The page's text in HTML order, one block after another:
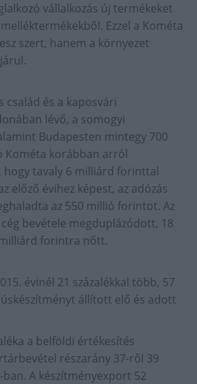
vállalkozás új termékeket
Ezzel a Kométa
szert, hanem a környezet
család és a kaposvári
lévő, a somogyi
Budapesten mintegy 700
Kométa korábban arról
hogy tavaly 6 milliárd forinttal
előző évihez képest, az adózás
az 550 millió forintot. Az
bevétele megduplázódott, 18
forintra nőtt.
évinél 21 százalékkal több, 57
állított elő és adott
a belföldi értékesítés
részarány 37-ről 39
A készítményexport 52